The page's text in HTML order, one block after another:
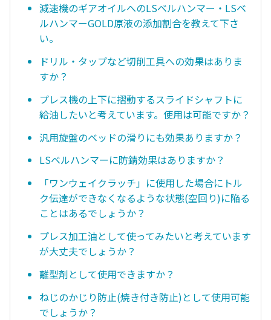
減速機のギアオイルへのLSベルハンマー・LSベ
ルハンマーGOLD原液の添加割合を教えて下さ
い。
ドリル・タップなど切削工具への効果はありま
すか？
プレス機の上下に摺動するスライドシャフトに
給油したいと考えています。使用は可能ですか？
汎用旋盤のベッドの滑りにも効果ありますか？
LSベルハンマーに防錆効果はありますか？
「ワンウェイクラッチ」に使用した場合にトル
ク伝達ができなくなるような状態(空回り)に陥る
ことはあるでしょうか？
プレス加工油として使ってみたいと考えています
が大丈夫でしょうか？
離型剤として使用できますか？
ねじのかじり防止(焼き付き防止)として使用可能
でしょうか？